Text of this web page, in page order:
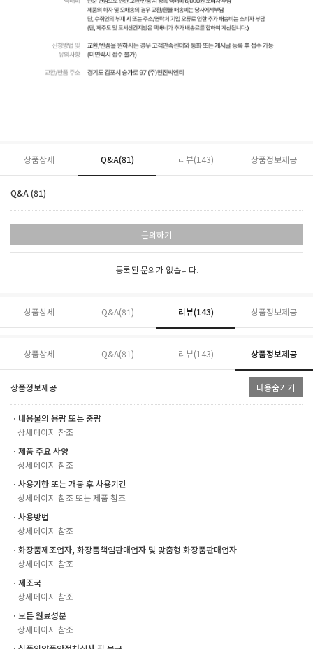
상품상세 Q&A(81) 리뷰(143) 상품정보제공
Q&A (81)
문의하기
등록된 문의가 없습니다.
상품상세 Q&A(81) 리뷰(143) 상품정보제공
상품상세 Q&A(81) 리뷰(143) 상품정보제공
상품정보제공 내용숨기기
ㆍ내용물의 용량 또는 중량
상세페이지 참조
ㆍ제품 주요 사양
상세페이지 참조
ㆍ사용기한 또는 개봉 후 사용기간
상세페이지 참조 또는 제품 참조
ㆍ사용방법
상세페이지 참조
ㆍ화장품제조업자, 화장품책임판매업자 및 맞춤형 화장품판매업자
상세페이지 참조
ㆍ제조국
상세페이지 참조
ㆍ모든 원료성분
상세페이지 참조